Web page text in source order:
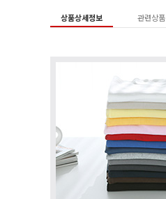
상품상세정보 관련상품